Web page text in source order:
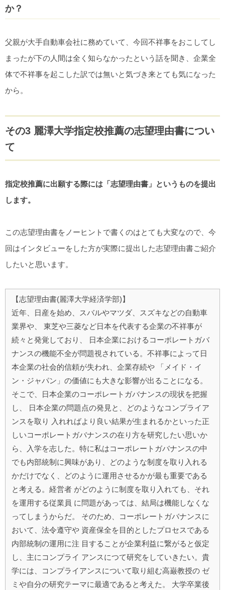
か？
父親が大手自動車会社に務めていて、今回不祥事をおこしてし
まったが下の人間は全く知らなかったという話を聞き、企業全
体で不祥事を起こした訳では無いと気づき来とても気になった
から。
その3 麗澤大学指定校推薦の志望理由書につい
て
指定校推薦に出願する際には「志望理由書」というものを提出
します。
この志望理由書をノーヒントで書くのはとても大変なので、今
回はインタビューをした方が実際に提出した志望理由書ご紹介
したいと思います。
【志望理由書(麗澤大学経済学部)】
近年、日産を始め、スバルやマツダ、スズキなどの自動車
業界や、 東芝や三菱など日本を代表する企業の不祥事が
続々と発覚しており、 日本企業におけるコーポレートガバ
ナンスの機能不全が問題視されている。不祥事によって日
本企業の社会的信頼が失われ、企業存続や 「メイド・イ
ン・ジャパン」の価値にも大きな影響が出ることになる。
そこで、日本企業のコーポレートガバナンスの現状を把握
し、 日本企業の問題点の発見と、どのようなコンプライア
ンスを取り 入れればより良い結果が生まれるかといった正
しいコーポレートガバナンスの在り方を研究したい思いか
ら、入学を志した。特に私はコーポレートガバナンスの中
でも内部統制に興味があり、どのような制度を取り入れる
かだけでなく、どのように運用させるかが最も重要である
と考える。経営者 がどのように制度を取り入れても、それ
を運用する従業員 に問題があっては、結局は機能しなくな
ってしまうからだ。 そのため、コーポレートガバナンスに
おいて、法令遵守や 資産保全を目的としたプロセスである
内部統制の運用に注 目することが企業利益に繋がると仮定
し、主にコンプライ アンスにつて研究をしていきたい。貴
学には、コンプライアンスについて取り組む高巌教授の ゼ
ミや自分の研究テーマに最適であると考えた。 大学卒業後